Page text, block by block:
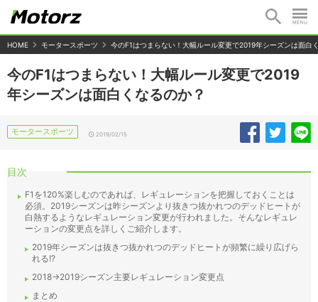
HOME モータースポーツ 今のF1はつまらない！大幅ルール変更で2019年シーズンは面白
今のF1はつまらない！大幅ルール変更で2019
年シーズンは面白くなるのか？
モータースポーツ 2019/02/15
目次
F1を120%楽しむのであれば、レギュレーションを把握しておくことは
必須。2019シーズンは昨シーズンより抜きつ抜かれつのデッドヒートが
白熱するようなレギュレーション変更が行われました。そんなレギュレ
ーションの変更点を詳しくご紹介します。
2019年シーズンは抜きつ抜かれつのデッドヒートが頻繁に繰り広げら
れる!?
2018→2019シーズン主要レギュレーション変更点
まとめ